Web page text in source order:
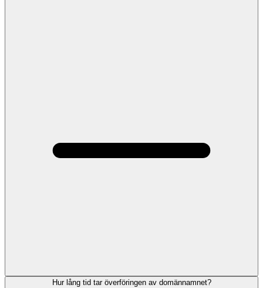
Hur lång tid tar överföringen av domännamnet?